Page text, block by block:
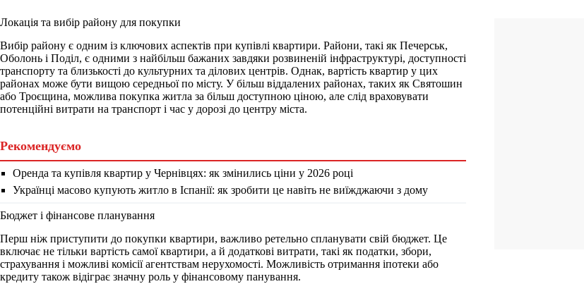
Локація та вибір району для покупки
Вибір району є одним із ключових аспектів при купівлі квартири. Райони, такі як Печерськ,
Оболонь і Поділ, є одними з найбільш бажаних завдяки розвиненій інфраструктурі, доступності
транспорту та близькості до культурних та ділових центрів. Однак, вартість квартир у цих
районах може бути вищою середньої по місту. У більш віддалених районах, таких як Святошин
або Троєщина, можлива покупка житла за більш доступною ціною, але слід враховувати
потенційні витрати на транспорт і час у дорозі до центру міста.
Рекомендуємо
Оренда та купівля квартир у Чернівцях: як змінились ціни у 2026 році
Українці масово купують житло в Іспанії: як зробити це навіть не виїжджаючи з дому
Бюджет і фінансове планування
Перш ніж приступити до покупки квартири, важливо ретельно спланувати свій бюджет. Це
включає не тільки вартість самої квартири, а й додаткові витрати, такі як податки, збори,
страхування і можливі комісії агентствам нерухомості. Можливість отримання іпотеки або
кредиту також відіграє значну роль у фінансовому панування.